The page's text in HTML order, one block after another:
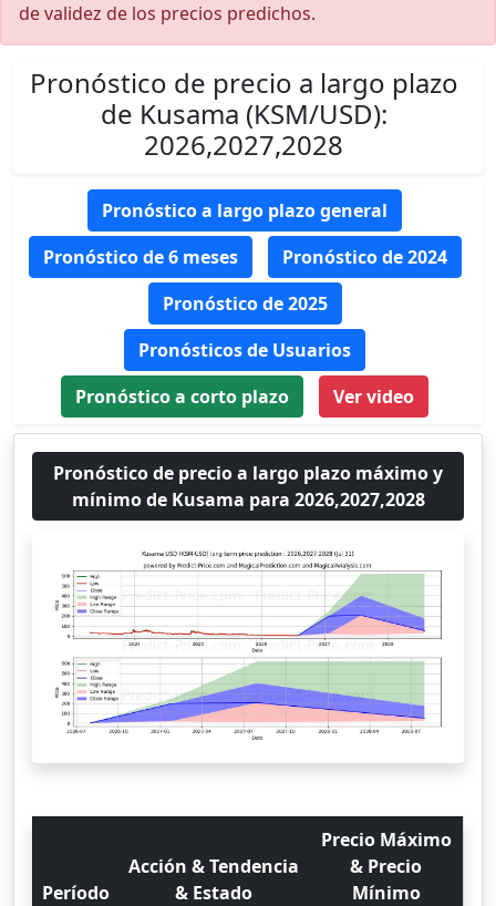
de validez de los precios predichos.
Pronóstico de precio a largo plazo
de Kusama (KSM/USD):
2026,2027,2028
Pronóstico a largo plazo general
Pronóstico de 6 meses
Pronóstico de 2024
Pronóstico de 2025
Pronósticos de Usuarios
Pronóstico a corto plazo
Ver video
Pronóstico de precio a largo plazo máximo y
mínimo de Kusama para 2026,2027,2028
Período
Acción & Tendencia
& Estado
Precio Máximo
& Precio
Mínimo